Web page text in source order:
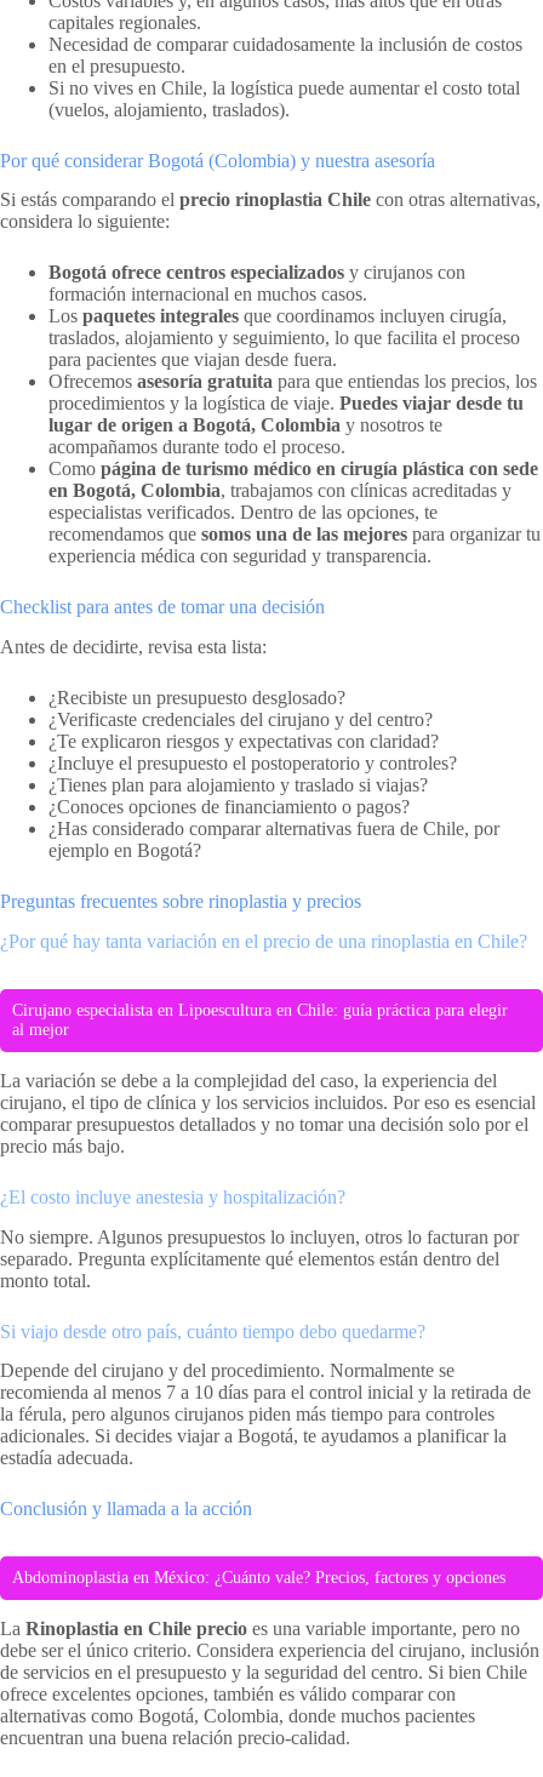
capitales regionales.
Necesidad de comparar cuidadosamente la inclusión de costos
en el presupuesto.
Si no vives en Chile, la logística puede aumentar el costo total
(vuelos, alojamiento, traslados).
Por qué considerar Bogotá (Colombia) y nuestra asesoría
Si estás comparando el precio rinoplastia Chile con otras alternativas,
considera lo siguiente:
Bogotá ofrece centros especializados y cirujanos con
formación internacional en muchos casos.
Los paquetes integrales que coordinamos incluyen cirugía,
traslados, alojamiento y seguimiento, lo que facilita el proceso
para pacientes que viajan desde fuera.
Ofrecemos asesoría gratuita para que entiendas los precios, los
procedimientos y la logística de viaje. Puedes viajar desde tu
lugar de origen a Bogotá, Colombia y nosotros te
acompañamos durante todo el proceso.
Como página de turismo médico en cirugía plástica con sede
en Bogotá, Colombia, trabajamos con clínicas acreditadas y
especialistas verificados. Dentro de las opciones, te
recomendamos que somos una de las mejores para organizar tu
experiencia médica con seguridad y transparencia.
Checklist para antes de tomar una decisión
Antes de decidirte, revisa esta lista:
¿Recibiste un presupuesto desglosado?
¿Verificaste credenciales del cirujano y del centro?
¿Te explicaron riesgos y expectativas con claridad?
¿Incluye el presupuesto el postoperatorio y controles?
¿Tienes plan para alojamiento y traslado si viajas?
¿Conoces opciones de financiamiento o pagos?
¿Has considerado comparar alternativas fuera de Chile, por
ejemplo en Bogotá?
Preguntas frecuentes sobre rinoplastia y precios
¿Por qué hay tanta variación en el precio de una rinoplastia en Chile?
Cirujano especialista en Lipoescultura en Chile: guía práctica para elegir
al mejor
La variación se debe a la complejidad del caso, la experiencia del
cirujano, el tipo de clínica y los servicios incluidos. Por eso es esencial
comparar presupuestos detallados y no tomar una decisión solo por el
precio más bajo.
¿El costo incluye anestesia y hospitalización?
No siempre. Algunos presupuestos lo incluyen, otros lo facturan por
separado. Pregunta explícitamente qué elementos están dentro del
monto total.
Si viajo desde otro país, cuánto tiempo debo quedarme?
Depende del cirujano y del procedimiento. Normalmente se
recomienda al menos 7 a 10 días para el control inicial y la retirada de
la férula, pero algunos cirujanos piden más tiempo para controles
adicionales. Si decides viajar a Bogotá, te ayudamos a planificar la
estadía adecuada.
Conclusión y llamada a la acción
Abdominoplastia en México: ¿Cuánto vale? Precios, factores y opciones
La Rinoplastia en Chile precio es una variable importante, pero no
debe ser el único criterio. Considera experiencia del cirujano, inclusión
de servicios en el presupuesto y la seguridad del centro. Si bien Chile
ofrece excelentes opciones, también es válido comparar con
alternativas como Bogotá, Colombia, donde muchos pacientes
encuentran una buena relación precio-calidad.